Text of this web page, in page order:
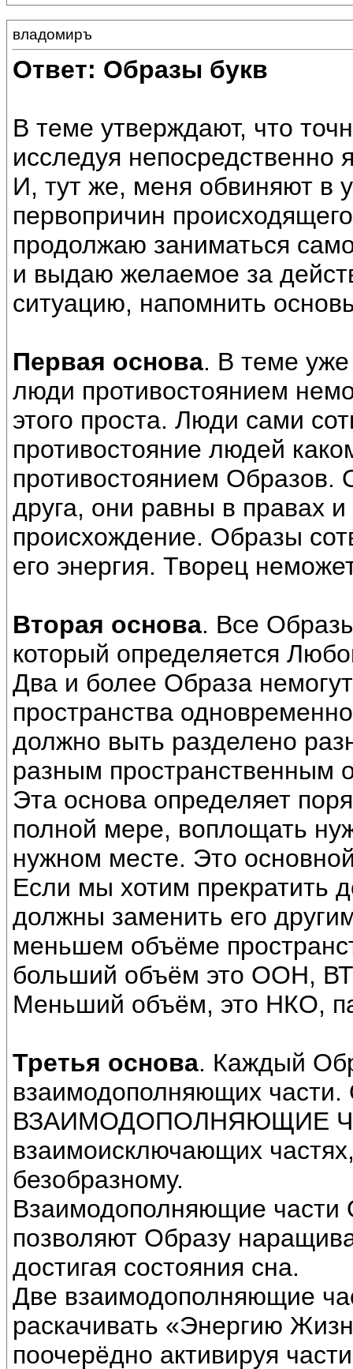
владомиръ
Ответ: Образы букв
В теме утверждают, что
исследуя непосредственно
И, тут же, меня обвиняют в
первопричин
продолжаю заниматься
и выдаю желаемое за
ситуацию, напомнить
Первая основа. В теме уже
люди противостоянием
этого проста. Люди сами
противостояние людей
противостоянием Образов.
друга, они равны в правах
происхождение. Образы
его энергия. Творец
Вторая основа. Все
который определяется
Два и более Образа
пространства
должно выть разделено
разным пространственным
Эта основа определяет
полной мере, воплощать
нужном месте. Это
Если мы хотим прекратить
должны заменить его
меньшем объёме
больший объём это ООН,
Меньший объём, это НКО,
Третья основа. Каждый
взаимодополняющих
ВЗАИМОДОПОЛНЯЮЩИЕ
взаимоисключающих
безобразному.
Взаимодополняющие части
позволяют Образу
достигая состояния сна.
Две взаимодополняющие
раскачивать «Энергию
поочерёдно активируя